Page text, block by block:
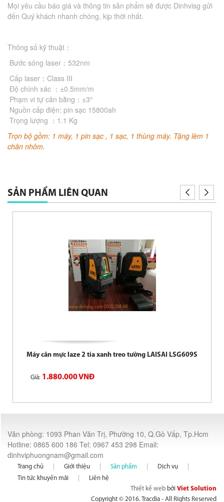
Mọi yêu cầu báo giá và thông tin sản phẩm sẽ được Dinhvisg gửi
đến Quý khách nhanh chóng, kịp thời nhất.
Thông số kỹ thuật：
Bước sóng laser：532nm
Cấp laser：Class III
Độ chính xác ：±0.5mm/m
Phạm vi tự cân bằng：±3°
Nguồn cấp điện: pin sạc 15800ah
Trọng lượng ：1.1 Kg
Trọn bộ gồm: 1 máy, 1 pin sạc , 1 sạc, 1 thùng máy. Tặng lèm 1
chân nhôm.
SẢN PHẨM LIÊN QUAN
Máy cân mực laze 2 tia xanh treo tường LAISAI LSG609S
Giá: 1.880.000 VNĐ
Văn phòng: 1093 Phan Văn Trị, Phường 10, Q.Gò Vấp, Tp.Hcm
Hotline: 0865 600 186 Tel: 0967 453 298 Email:
dinhviphuongnam@gmail.com
Trang chủ Giới thiệu Sản phẩm
Dịch vụ
Tin tức khuyến mãi
Liên hệ
Thiết kế web bởi Viet Solution
Copyright © 2016. Tracdia - All Rights Reserved